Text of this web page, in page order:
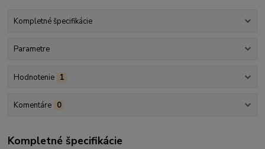
Kompletné špecifikácie
Parametre
Hodnotenie 1
Komentáre 0
Kompletné špecifikácie